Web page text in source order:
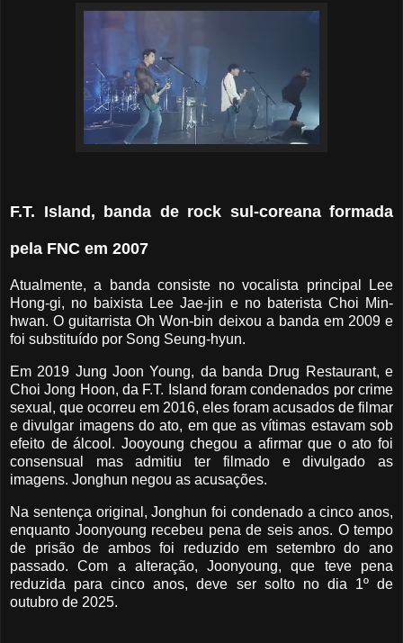
F.T. Island, banda de rock sul-coreana formada
pela FNC em 2007
Atualmente, a banda consiste no vocalista principal Lee
Hong-gi, no baixista Lee Jae-jin e no baterista Choi Min-
hwan. O guitarrista Oh Won-bin deixou a banda em 2009 e
foi substituído por Song Seung-hyun.
Em 2019 Jung Joon Young, da banda Drug Restaurant, e
Choi Jong Hoon, da F.T. Island foram condenados por crime
sexual, que ocorreu em 2016, eles foram acusados de filmar
e divulgar imagens do ato, em que as vítimas estavam sob
efeito de álcool. Jooyoung chegou a afirmar que o ato foi
consensual mas admitiu ter filmado e divulgado as
imagens. Jonghun negou as acusações.
Na sentença original, Jonghun foi condenado a cinco anos,
enquanto Joonyoung recebeu pena de seis anos. O tempo
de prisão de ambos foi reduzido em setembro do ano
passado. Com a alteração, Joonyoung, que teve pena
reduzida para cinco anos, deve ser solto no dia 1º de
outubro de 2025.